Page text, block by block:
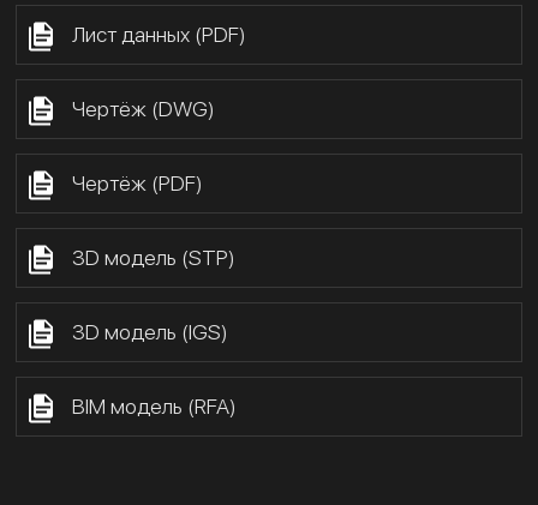
Лист данных (PDF)
Чертёж (DWG)
Чертёж (PDF)
3D модель (STP)
3D модель (IGS)
BIM модель (RFA)